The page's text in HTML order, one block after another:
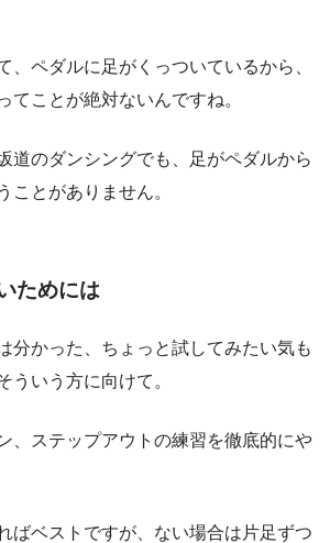
、ペダルに足がくっついているから、
てことが絶対ないんですね。
道のダンシングでも、足がペダルから
ことがありません。
ためには
分かった、ちょっと試してみたい気も
ういう方に向けて。
、ステップアウトの練習を徹底的にや
ばベストですが、ない場合は片足ずつ